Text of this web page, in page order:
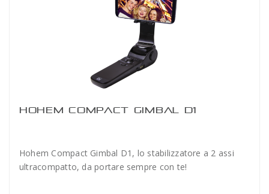
HOHEM COMPACT GIMBAL D1
Hohem Compact Gimbal D1, lo stabilizzatore a 2 assi
ultracompatto, da portare sempre con te!